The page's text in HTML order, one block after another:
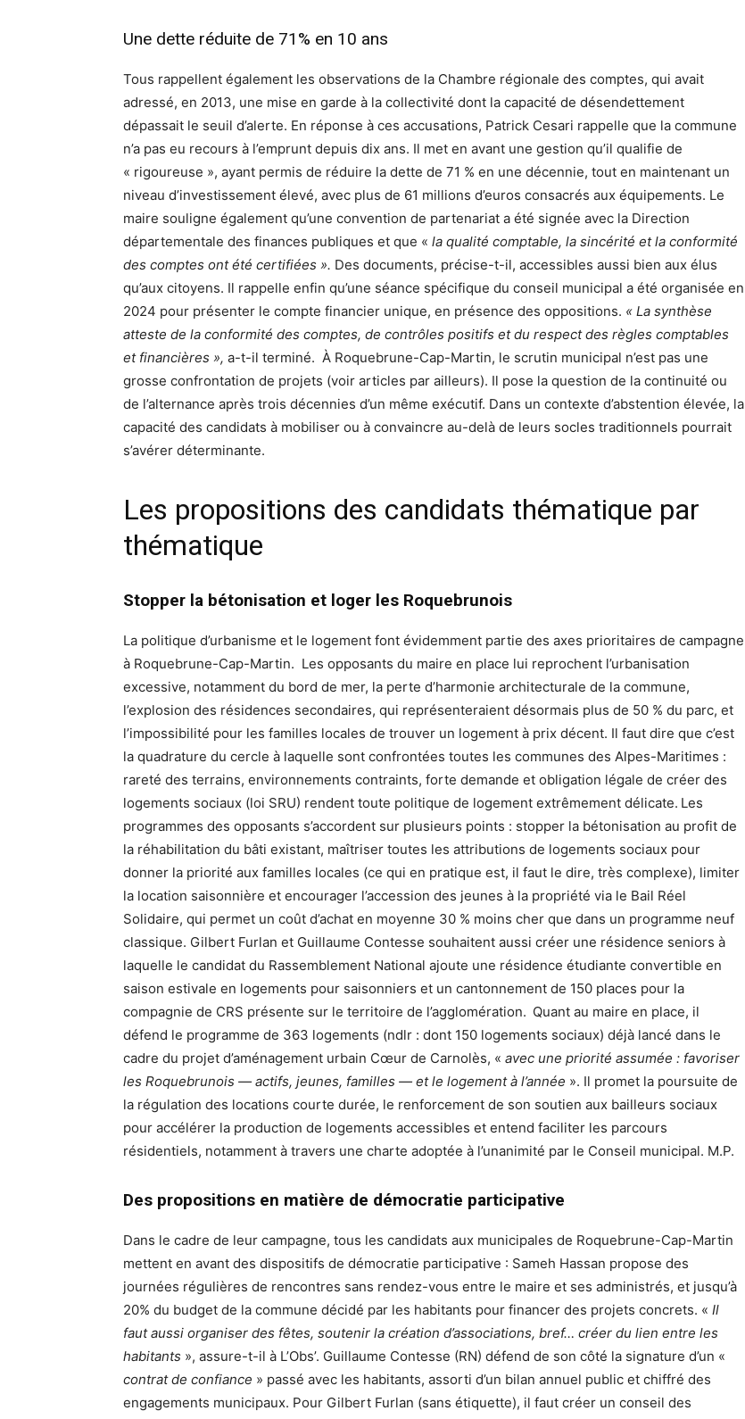
Une dette réduite de 71% en 10 ans
Tous rappellent également les observations de la Chambre régionale des comptes, qui avait
adressé, en 2013, une mise en garde à la collectivité dont la capacité de désendettement
dépassait le seuil d’alerte. En réponse à ces accusations, Patrick Cesari rappelle que la commune
n’a pas eu recours à l’emprunt depuis dix ans. Il met en avant une gestion qu’il qualifie de
« rigoureuse », ayant permis de réduire la dette de 71 % en une décennie, tout en maintenant un
niveau d’investissement élevé, avec plus de 61 millions d’euros consacrés aux équipements. Le
maire souligne également qu’une convention de partenariat a été signée avec la Direction
départementale des finances publiques et que « la qualité comptable, la sincérité et la conformité
des comptes ont été certifiées ». Des documents, précise-t-il, accessibles aussi bien aux élus
qu’aux citoyens. Il rappelle enfin qu’une séance spécifique du conseil municipal a été organisée en
2024 pour présenter le compte financier unique, en présence des oppositions. « La synthèse
atteste de la conformité des comptes, de contrôles positifs et du respect des règles comptables
et financières », a-t-il terminé. À Roquebrune-Cap-Martin, le scrutin municipal n’est pas une
grosse confrontation de projets (voir articles par ailleurs). Il pose la question de la continuité ou
de l’alternance après trois décennies d’un même exécutif. Dans un contexte d’abstention élevée, la
capacité des candidats à mobiliser ou à convaincre au-delà de leurs socles traditionnels pourrait
s’avérer déterminante.
Les propositions des candidats thématique par
thématique
Stopper la bétonisation et loger les Roquebrunois
La politique d’urbanisme et le logement font évidemment partie des axes prioritaires de campagne
à Roquebrune-Cap-Martin. Les opposants du maire en place lui reprochent l’urbanisation
excessive, notamment du bord de mer, la perte d’harmonie architecturale de la commune,
l’explosion des résidences secondaires, qui représenteraient désormais plus de 50 % du parc, et
l’impossibilité pour les familles locales de trouver un logement à prix décent. Il faut dire que c’est
la quadrature du cercle à laquelle sont confrontées toutes les communes des Alpes-Maritimes :
rareté des terrains, environnements contraints, forte demande et obligation légale de créer des
logements sociaux (loi SRU) rendent toute politique de logement extrêmement délicate. Les
programmes des opposants s’accordent sur plusieurs points : stopper la bétonisation au profit de
la réhabilitation du bâti existant, maîtriser toutes les attributions de logements sociaux pour
donner la priorité aux familles locales (ce qui en pratique est, il faut le dire, très complexe), limiter
la location saisonnière et encourager l’accession des jeunes à la propriété via le Bail Réel
Solidaire, qui permet un coût d’achat en moyenne 30 % moins cher que dans un programme neuf
classique. Gilbert Furlan et Guillaume Contesse souhaitent aussi créer une résidence seniors à
laquelle le candidat du Rassemblement National ajoute une résidence étudiante convertible en
saison estivale en logements pour saisonniers et un cantonnement de 150 places pour la
compagnie de CRS présente sur le territoire de l’agglomération. Quant au maire en place, il
défend le programme de 363 logements (ndlr : dont 150 logements sociaux) déjà lancé dans le
cadre du projet d’aménagement urbain Cœur de Carnolès, « avec une priorité assumée : favoriser
les Roquebrunois — actifs, jeunes, familles — et le logement à l’année ». Il promet la poursuite de
la régulation des locations courte durée, le renforcement de son soutien aux bailleurs sociaux
pour accélérer la production de logements accessibles et entend faciliter les parcours
résidentiels, notamment à travers une charte adoptée à l’unanimité par le Conseil municipal. M.P.
Des propositions en matière de démocratie participative
Dans le cadre de leur campagne, tous les candidats aux municipales de Roquebrune-Cap-Martin
mettent en avant des dispositifs de démocratie participative : Sameh Hassan propose des
journées régulières de rencontres sans rendez-vous entre le maire et ses administrés, et jusqu’à
20% du budget de la commune décidé par les habitants pour financer des projets concrets. « Il
faut aussi organiser des fêtes, soutenir la création d’associations, bref… créer du lien entre les
habitants », assure-t-il à L’Obs’. Guillaume Contesse (RN) défend de son côté la signature d’un «
contrat de confiance » passé avec les habitants, assorti d’un bilan annuel public et chiffré des
engagements municipaux. Pour Gilbert Furlan (sans étiquette), il faut créer un conseil des